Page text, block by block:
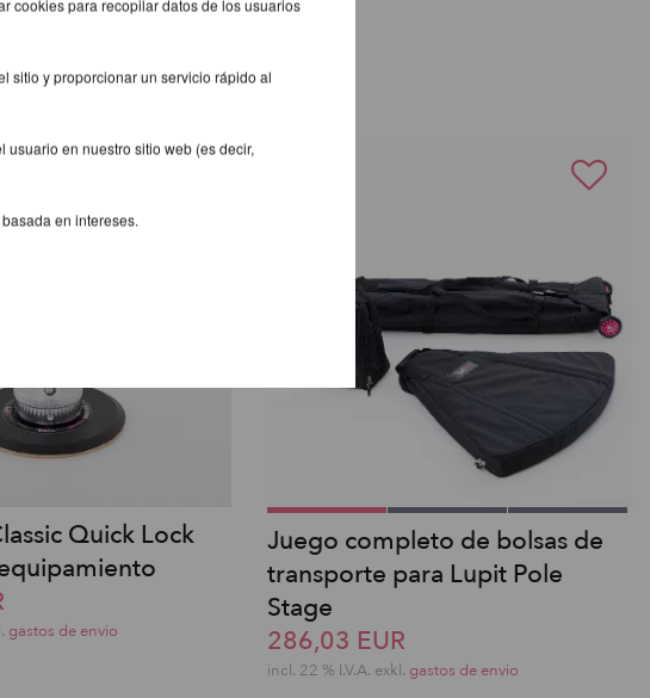
MARCA
Quick Lock
gastos de envio
Juego completo de bolsas de
transporte para Lupit Pole
Stage
286,03 EUR
incl. 22 % I.V.A. exkl. gastos de envio
cookies para recopilar datos de los usuarios
sitio y proporcionar un servicio rápido al
en nuestro sitio web (es decir,
en intereses.